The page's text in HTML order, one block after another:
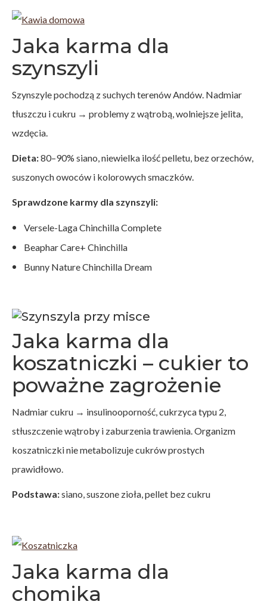
Jaka karma dla
szynszyli
Szynszyle pochodzą z suchych terenów Andów. Nadmiar
tłuszczu i cukru → problemy z wątrobą, wolniejsze jelita,
wzdęcia.
Dieta:80–90% siano, niewielka ilość pelletu, bez orzechów,
suszonych owoców i kolorowych smaczków.
Sprawdzone karmy dla szynszyli:
Versele-Laga Chinchilla Complete
Beaphar Care+ Chinchilla
Bunny Nature Chinchilla Dream
Jaka karma dla
koszatniczki – cukier to
poważne zagrożenie
Nadmiar cukru → insulinooporność, cukrzyca typu 2,
stłuszczenie wątroby i zaburzenia trawienia. Organizm
koszatniczki nie metabolizuje cukrów prostych
prawidłowo.
Podstawa:siano, suszone zioła, pellet bez cukru
Jaka karma dla
chomika